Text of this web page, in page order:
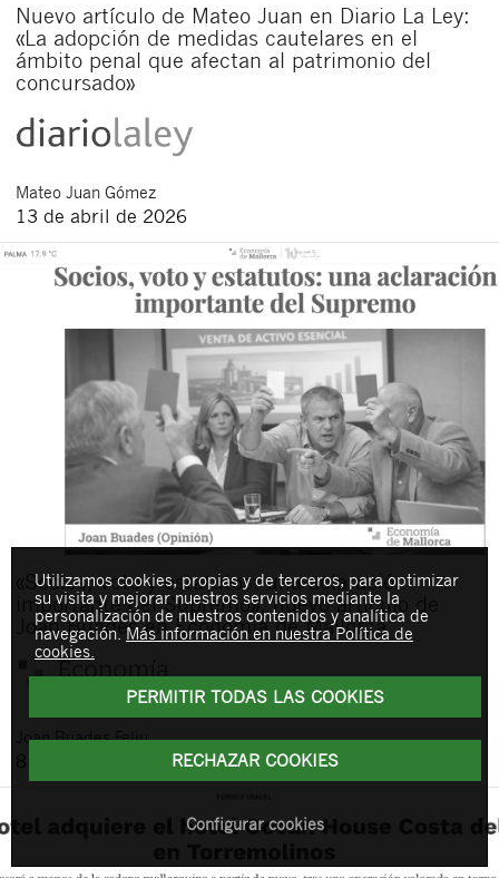
Nuevo artículo de Mateo Juan en Diario La Ley:
«La adopción de medidas cautelares en el
ámbito penal que afectan al patrimonio del
concursado»
Mateo Juan Gómez
13 de abril de 2026
«Socios, voto y estatutos: una aclaración
importante del Supremo», nuevo artículo de
Joan Buades en Economía de Mallorca
JoanBuades Feliu
8 de abril de 2026
Utilizamos cookies, propias y de terceros, para optimizar
su visita y mejorar nuestros servicios mediante la
personalización de nuestros contenidos y analítica de
navegación. Más información en nuestra Política de
cookies.
PERMITIR TODAS LAS COOKIES
RECHAZAR COOKIES
Configurar cookies